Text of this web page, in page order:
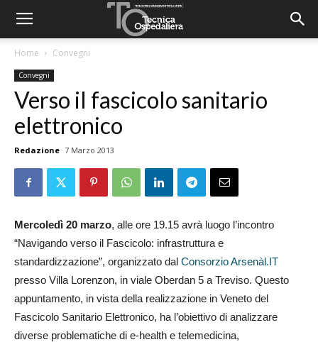
Home Convegni
Convegni
Verso il fascicolo sanitario
elettronico
Redazione 7 Marzo 2013
Mercoledì 20 marzo, alle ore 19.15 avrà luogo l’incontro
“Navigando verso il Fascicolo: infrastruttura e
standardizzazione”, organizzato dal Consorzio Arsenàl.IT
presso Villa Lorenzon, in viale Oberdan 5 a Treviso. Questo
appuntamento, in vista della realizzazione in Veneto del
Fascicolo Sanitario Elettronico, ha l’obiettivo di analizzare
diverse problematiche di e-health e telemedicina,